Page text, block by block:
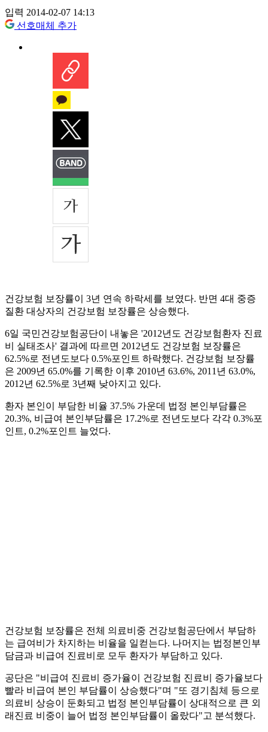
입력 2014-02-07 14:13
선호매체 추가
건강보험 보장률이 3년 연속 하락세를 보였다. 반면 4대 중증
질환 대상자의 건강보험 보장률은 상승했다.
6일 국민건강보험공단이 내놓은 '2012년도 건강보험환자 진료
비 실태조사' 결과에 따르면 2012년도 건강보험 보장률은
62.5%로 전년도보다 0.5%포인트 하락했다. 건강보험 보장률
은 2009년 65.0%를 기록한 이후 2010년 63.6%, 2011년 63.0%,
2012년 62.5%로 3년째 낮아지고 있다.
환자 본인이 부담한 비율 37.5% 가운데 법정 본인부담률은
20.3%, 비급여 본인부담률은 17.2%로 전년도보다 각각 0.3%포
인트, 0.2%포인트 늘었다.
건강보험 보장률은 전체 의료비중 건강보험공단에서 부담하
는 급여비가 차지하는 비율을 일컫는다. 나머지는 법정본인부
담금과 비급여 진료비로 모두 환자가 부담하고 있다.
공단은 "비급여 진료비 증가율이 건강보험 진료비 증가율보다
빨라 비급여 본인 부담률이 상승했다"며 "또 경기침체 등으로
의료비 상승이 둔화되고 법정 본인부담률이 상대적으로 큰 외
래진료 비중이 늘어 법정 본인부담률이 올랐다"고 분석했다.